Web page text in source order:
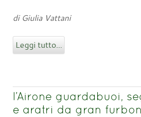
di Giulia Vattani
Leggi tutto...
l’Airone guardabuoi,
e aratri da gran